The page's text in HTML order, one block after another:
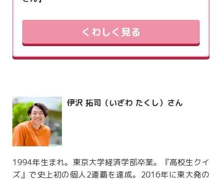
くわしく見る
伊沢 拓司（いざわ たくし）さん
1994年生まれ。東京大学経済学部卒業。『高校生クイ
ズ』で史上初の個人2連覇を達成。2016年に東大発の